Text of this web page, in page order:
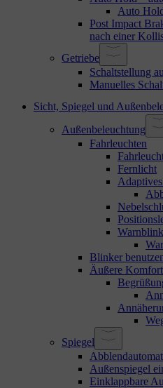
Auto
Post Impact
nach einer
Getriebe
Schaltstellung
Manuelles
Sicht, Spiegel und
Außenbeleuchtung
Fahrleuchten
Fernlicht
Blinker
Äußere
Spiegel
Außenspiegel
Einklappbare